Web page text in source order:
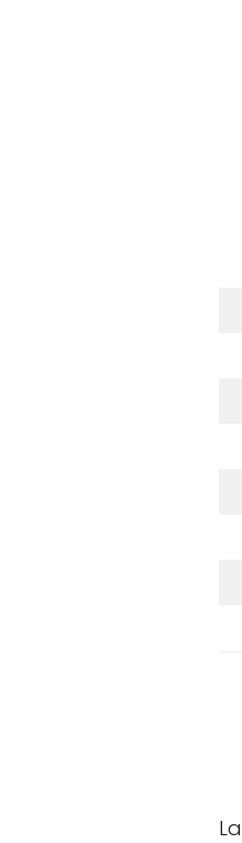
La